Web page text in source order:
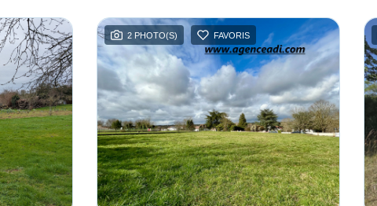
2 PHOTO(S) FAVORIS